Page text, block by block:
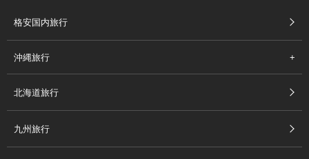
格安国内旅行
沖縄旅行
北海道旅行
九州旅行